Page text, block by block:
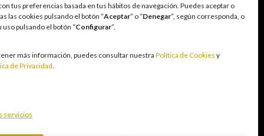
tus preferencias basada en tus hábitos de navegación. Puedes aceptar o
las cookies pulsando el botón “Aceptar” o “Denegar”, según corresponda, o
uso pulsando el botón “Configurar”.
más información, puedes consultar nuestraPolítica de Cookies y
de Privacidad.
servicios
entorno seguro y transparente para nuestros
sin utilizarse como vía para afrontar
personas con acceso restringido conforme a los
reforzar una cultura de prevención y
racional y sensata acorde a las circunstancias
Juego Responsable mediante la actualización
la publicidad responsable, la protección